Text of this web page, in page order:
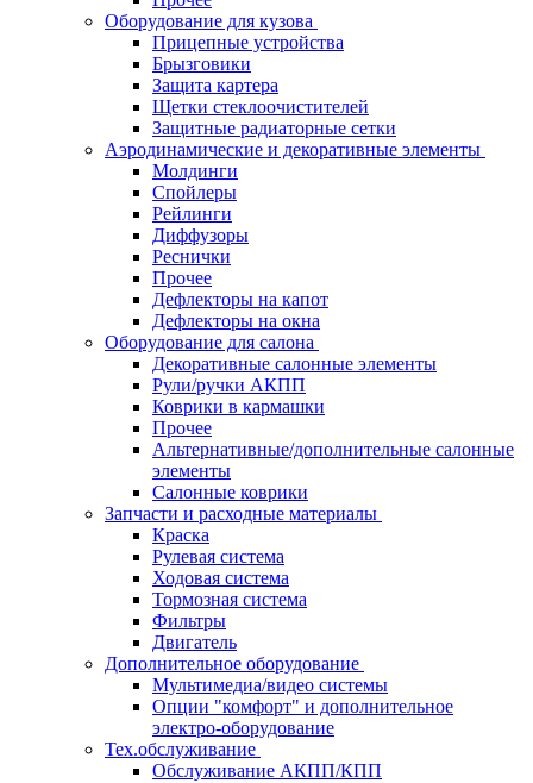
Оборудование для кузова
Прицепные устройства
Брызговики
Защита картера
Щетки стеклоочистителей
Защитные радиаторные сетки
Аэродинамические и декоративные элементы
Молдинги
Спойлеры
Рейлинги
Диффузоры
Реснички
Прочее
Дефлекторы на капот
Дефлекторы на окна
Оборудование для салона
Декоративные салонные элементы
Рули/ручки АКПП
Коврики в кармашки
Прочее
Альтернативные/дополнительные салонные
элементы
Салонные коврики
Запчасти и расходные материалы
Краска
Рулевая система
Ходовая система
Тормозная система
Фильтры
Двигатель
Дополнительное оборудование
Мультимедиа/видео системы
Опции "комфорт" и дополнительное
электро-оборудование
Тех.обслуживание
Обслуживание АКПП/КПП